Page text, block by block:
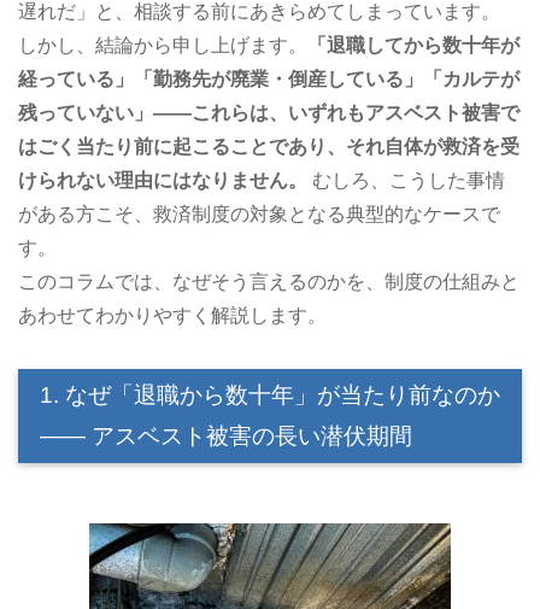
遅れだ」と、相談する前にあきらめてしまっています。
しかし、結論から申し上げます。
「退職してから数十年が
経っている」「勤務先が廃業・倒産している」「カルテが
残っていない」――これらは、いずれもアスベスト被害で
はごく当たり前に起こることであり、それ自体が救済を受
けられない理由にはなりません。
むしろ、こうした事情
がある方こそ、救済制度の対象となる典型的なケースで
す。
このコラムでは、なぜそう言えるのかを、制度の仕組みと
あわせてわかりやすく解説します。
1. なぜ「退職から数十年」が当たり前なのか
―― アスベスト被害の長い潜伏期間